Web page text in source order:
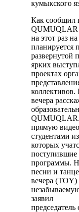
кумыкского
Как сообщил
QUMUQLAR
на этот раз
планируется
развернутой
ярких
проектах
коллективов.
вечера
прямую
студентами
которых
поступившие
программы.
песни и
вечера (TOY)
заявил